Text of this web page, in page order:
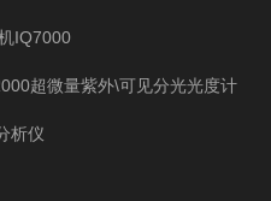
IQ7000
超微量紫外\可见分光光度计
析仪